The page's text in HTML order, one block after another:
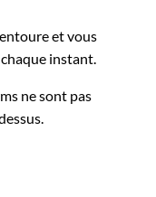
et vous
instant.
ne sont pas